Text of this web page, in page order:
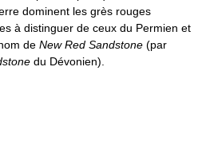
dominent les grès rouges
à distinguer de ceux du Permien et
de New Red Sandstone (par
du Dévonien).